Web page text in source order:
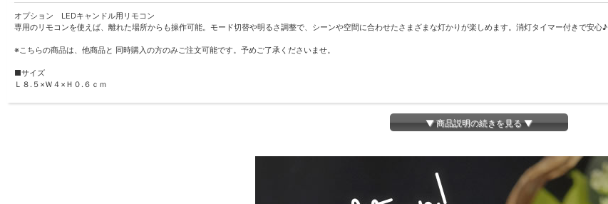
オプション LEDキャンドル用リモコン
専用のリモコンを使えば、離れた場所からも操作可能。モード切替や明るさ調整で、シーンや空間に合わせたさまざまな灯かりが楽しめます。消灯タイマー付きで安心♪
※こちらの商品は、他商品と 同時購入の方のみご注文可能です。予めご了承くださいませ。
■サイズ
Ｌ８.５×Ｗ４×Ｈ０.６ｃｍ
▼ 商品説明の続きを見る ▼